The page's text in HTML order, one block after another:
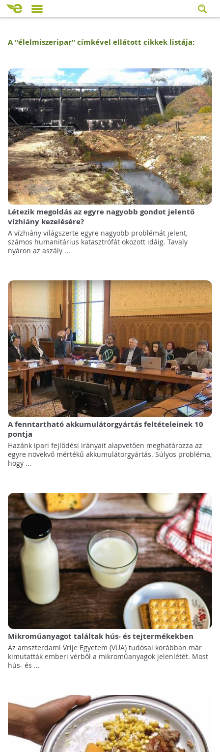
A "élelmiszeripar" címkével ellátott cikkek listája:
Létezik megoldás az egyre nagyobb gondot jelentő
vízhiány kezelésére?
A vízhiány világszerte egyre nagyobb problémát jelent,
számos humanitárius katasztrófát okozott idáig. Tavaly
nyáron az aszály ...
A fenntartható akkumulátorgyártás feltételeinek 10
pontja
Hazánk ipari fejlődési irányait alapvetően meghatározza az
egyre növekvő mértékű akkumulátorgyártás. Súlyos probléma,
hogy ...
Mikroműanyagot találtak hús- és tejtermékekben
Az amszterdami Vrije Egyetem (VUA) tudósai korábban már
kimutatták emberi vérből a mikroműanyagok jelenlétét. Most
hús- és ...